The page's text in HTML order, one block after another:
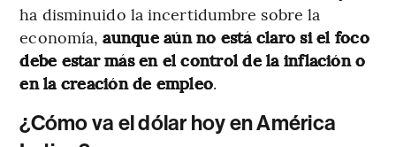
ha disminuido la incertidumbre sobre la
economía,aunque aún no está claro si el foco
debe estar más en el control de la inflación o
en la creación de empleo.
¿Cómo va el dólar hoy en América